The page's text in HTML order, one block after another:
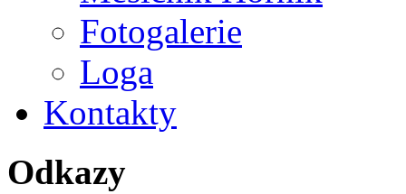
Fotogalerie
Loga
Kontakty
Odkazy